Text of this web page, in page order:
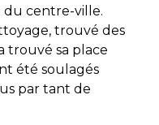
centre-ville.
trouvé des
trouvé sa place
été soulagés
par tant de